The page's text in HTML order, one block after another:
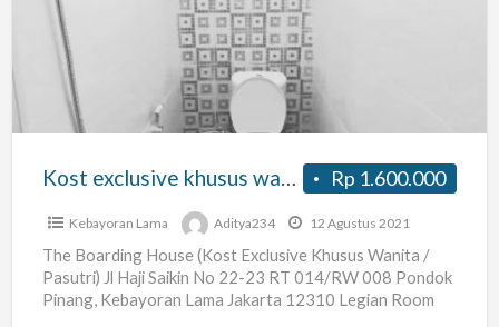
khusus
wanita
atau
pasutri
Rp 1.600.000
Kost exclusive khusus wanita atau pasutri
Kebayoran Lama Aditya234 12 Agustus 2021
The Boarding House (Kost Exclusive Khusus Wanita /
Pasutri) Jl Haji Saikin No 22-23 RT 014/RW 008 Pondok
Pinang, Kebayoran Lama Jakarta 12310 Legian Room